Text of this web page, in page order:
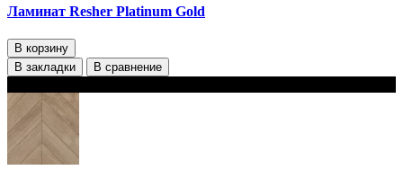
Ламинат Resher Platinum Gold
В корзину
В закладки
В сравнение